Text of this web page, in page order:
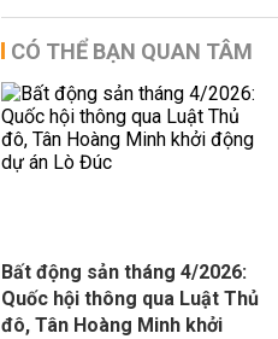
CÓ THỂ BẠN QUAN TÂM
Bất động sản tháng 4/2026:
Quốc hội thông qua Luật Thủ
đô, Tân Hoàng Minh khởi